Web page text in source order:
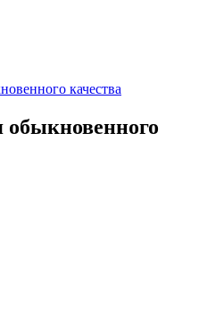
качества
обыкновенного